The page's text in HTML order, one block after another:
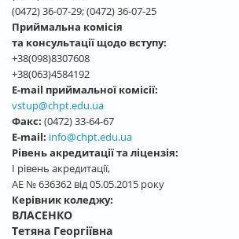
(0472) 36-07-29; (0472) 36-07-25
Приймальна комісія
та консультації щодо вступу:
+38(098)8307608
+38(063)4584192
E-mail приймальної комісії:
vstup@chpt.edu.ua
Факс: (0472) 33-64-67
E-mail: info@chpt.edu.ua
Рівень акредитації та ліцензія:
І рівень акредитації,
АЕ № 636362 від 05.05.2015 року
Керівник коледжу:
ВЛАСЕНКО
Тетяна Георгіївна